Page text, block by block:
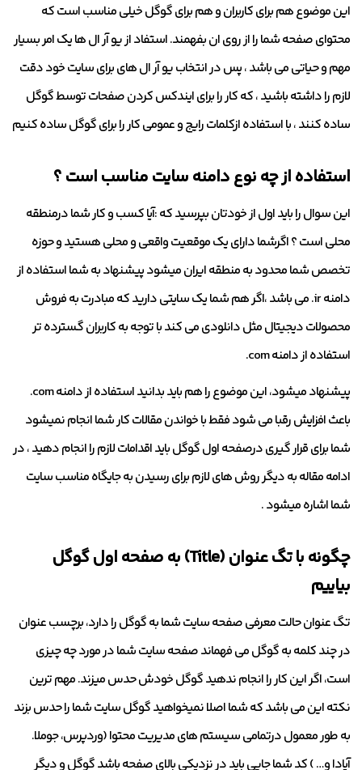
این موضوع هم برای کاربران و هم برای گوگل خیلی مناسب است که
محتوای صفحه شما را از روی ان بفهمند. استفاد از یو آر ال ها یک امر بسیار
مهم و حیاتی می باشد ، پس در انتخاب یو آر ال های برای سایت خود دقت
لازم را داشته باشید ، که کار را برای ایندکس کردن صفحات توسط گوگل
ساده کنند ، با استفاده ازکلمات رایج و عمومی کار را برای گوگل ساده کنیم
استفاده از چه نوع دامنه سایت مناسب است ؟
این سوال را باید اول از خودتان بپرسید که :آیا کسب و کار شما درمنطقه
محلی است ؟ اگرشما دارای یک موقعیت واقعی و محلی هستید و حوزه
تخصص شما محدود به منطقه ایران میشود پیشنهاد به شما استفاده از
دامنه ir. می باشد ،اگر هم شما یک سایتی دارید که مبادرت به فروش
محصولات دیجیتال مثل دانلودی می کند با توجه به کاربران گسترده تر
استفاده از دامنه com.
پیشنهاد میشود، این موضوع را هم باید بدانید استفاده از دامنه com.
باعث افزایش رقبا می شود فقط با خواندن مقالات کار شما انجام نمیشود
شما برای قرار گیری درصفحه اول گوگل باید اقدامات لازم را انجام دهید ، در
ادامه مقاله به دیگر روش های لازم برای رسیدن به جایگاه مناسب سایت
شما اشاره میشود .
چگونه با تگ عنوان (Title) به صفحه اول گوگل
بیاییم
تگ عنوان حالت معرفی صفحه سایت شما به گوگل را دارد، برچسب عنوان
در چند کلمه به گوگل می فهماند صفحه سایت شما در مورد چه چیزی
است، اگر این کار را انجام ندهید گوگل خودش حدس میزند. مهم ترین
نکته این می باشد که شما اصلا نمیخواهید گوگل سایت شما را حدس بزند
به طور معمول درتمامی سیستم های مدیریت محتوا (وردپرس، جوملا.
آپادا و… ) کد شما جایی باید در نزدیکی بالای صفحه باشد گوگل و دیگر